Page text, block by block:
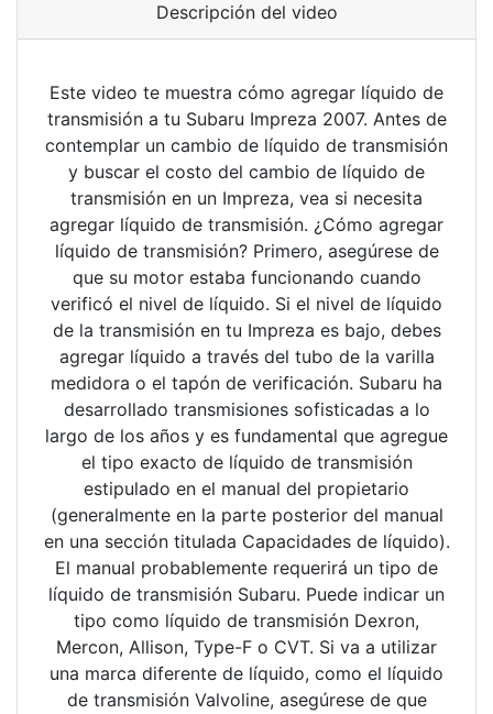
Descripción del video
Este video te muestra cómo agregar líquido de
transmisión a tu Subaru Impreza 2007. Antes de
contemplar un cambio de líquido de transmisión
y buscar el costo del cambio de líquido de
transmisión en un Impreza, vea si necesita
agregar líquido de transmisión. ¿Cómo agregar
líquido de transmisión? Primero, asegúrese de
que su motor estaba funcionando cuando
verificó el nivel de líquido. Si el nivel de líquido
de la transmisión en tu Impreza es bajo, debes
agregar líquido a través del tubo de la varilla
medidora o el tapón de verificación. Subaru ha
desarrollado transmisiones sofisticadas a lo
largo de los años y es fundamental que agregue
el tipo exacto de líquido de transmisión
estipulado en el manual del propietario
(generalmente en la parte posterior del manual
en una sección titulada Capacidades de líquido).
El manual probablemente requerirá un tipo de
líquido de transmisión Subaru. Puede indicar un
tipo como líquido de transmisión Dexron,
Mercon, Allison, Type-F o CVT. Si va a utilizar
una marca diferente de líquido, como el líquido
de transmisión Valvoline, asegúrese de que